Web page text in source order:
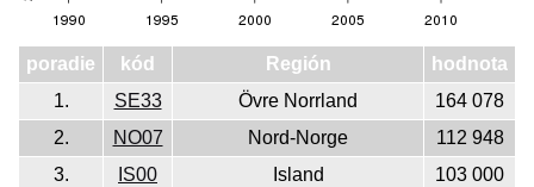
poradie kód Región
hodnota
1.
SE33 Övre Norrland
164 078
2.
NO07 Nord-Norge
112 948
3.
IS00 Island
103 000